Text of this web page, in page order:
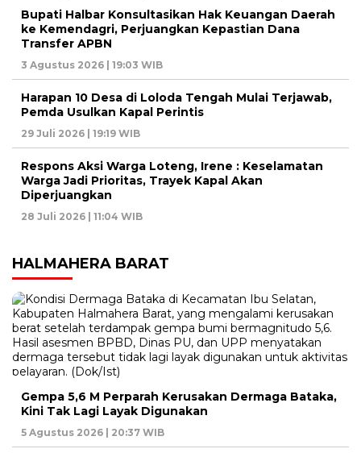
Bupati Halbar Konsultasikan Hak Keuangan Daerah
ke Kemendagri, Perjuangkan Kepastian Dana
Transfer APBN
3 Agustus 2026 | 19:03 WIB
Harapan 10 Desa di Loloda Tengah Mulai Terjawab,
Pemda Usulkan Kapal Perintis
29 Juli 2026 | 19:19 WIB
Respons Aksi Warga Loteng, Irene : Keselamatan
Warga Jadi Prioritas, Trayek Kapal Akan
Diperjuangkan
28 Juli 2026 | 11:04 WIB
HALMAHERA BARAT
Gempa 5,6 M Perparah Kerusakan Dermaga Bataka,
Kini Tak Lagi Layak Digunakan
5 Agustus 2026 | 20:37 WIB